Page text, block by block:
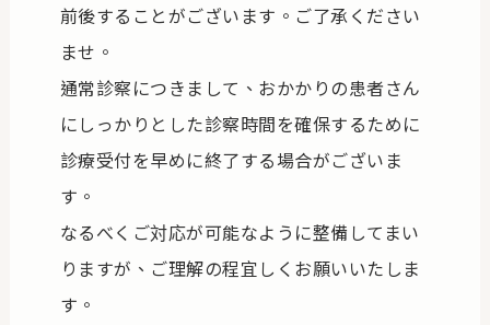
前後することがございます。ご了承ください
ませ。
通常診察につきまして、おかかりの患者さん
にしっかりとした診察時間を確保するために
診療受付を早めに終了する場合がございま
す。
なるべくご対応が可能なように整備してまい
りますが、ご理解の程宜しくお願いいたしま
す。